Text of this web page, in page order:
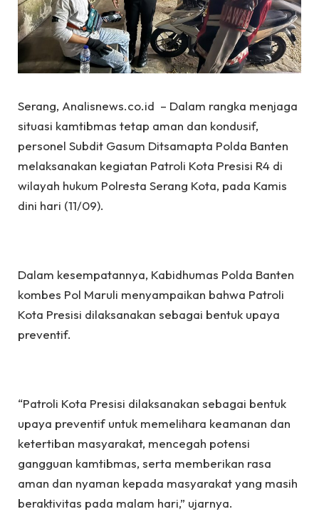
Serang, Analisnews.co.id – Dalam rangka menjaga
situasi kamtibmas tetap aman dan kondusif,
personel Subdit Gasum Ditsamapta Polda Banten
melaksanakan kegiatan Patroli Kota Presisi R4 di
wilayah hukum Polresta Serang Kota, pada Kamis
dini hari (11/09).
Dalam kesempatannya, Kabidhumas Polda Banten
kombes Pol Maruli menyampaikan bahwa Patroli
Kota Presisi dilaksanakan sebagai bentuk upaya
preventif.
“Patroli Kota Presisi dilaksanakan sebagai bentuk
upaya preventif untuk memelihara keamanan dan
ketertiban masyarakat, mencegah potensi
gangguan kamtibmas, serta memberikan rasa
aman dan nyaman kepada masyarakat yang masih
beraktivitas pada malam hari,” ujarnya.